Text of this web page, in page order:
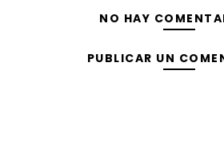
NO HAY
PUBLICAR UN